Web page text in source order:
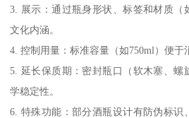
3. 展示：通过瓶身形状、标签和材质（
文化内涵。
4. 控制用量：标准容量（如750ml）便于
5. 延长保质期：密封瓶口（软木塞、螺
学稳定性。
6. 特殊功能：部分酒瓶设计有防伪标识